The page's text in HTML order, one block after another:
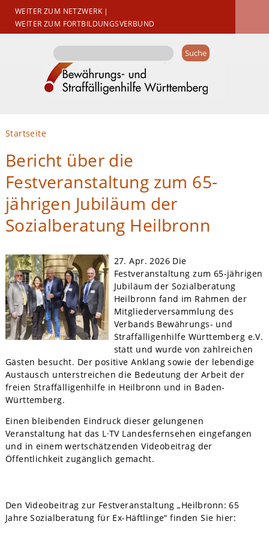
WEITER ZUM NETZWERK|
WEITER ZUM FORTBILDUNGSVERBUND
Suchformular
Suche
Sie sind hier
Startseite
Bericht über die
Festveranstaltung zum 65-
jährigen Jubiläum der
Sozialberatung Heilbronn
27. Apr. 2026 Die
Festveranstaltung zum 65-jährigen
Jubiläum der Sozialberatung
Heilbronn fand im Rahmen der
Mitgliederversammlung des
Verbands Bewährungs- und
Straffälligenhilfe Württemberg e.V.
statt und wurde von zahlreichen
Gästen besucht. Der positive Anklang sowie der lebendige
Austausch unterstreichen die Bedeutung der Arbeit der
freien Straffälligenhilfe in Heilbronn und in Baden-
Württemberg.
Einen bleibenden Eindruck dieser gelungenen
Veranstaltung hat das L·TV Landesfernsehen eingefangen
und in einem wertschätzenden Videobeitrag der
Öffentlichkeit zugänglich gemacht.
Den Videobeitrag zur Festveranstaltung „Heilbronn: 65
Jahre Sozialberatung für Ex-Häftlinge“ finden Sie hier: